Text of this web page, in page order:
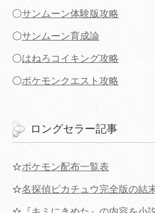
〇サンムーン体験版攻略
〇サンムーン育成論
〇はねろコイキング攻略
〇ポケモンクエスト攻略
ロングセラー記事
☆ポケモン配布一覧表
☆名探偵ピカチュウ完全版の結